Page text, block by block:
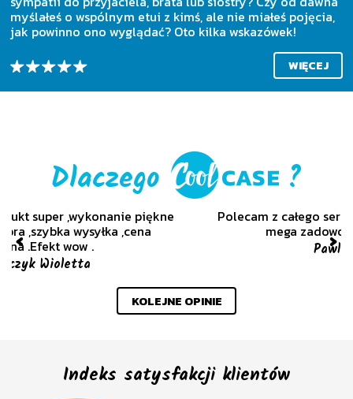
myślałeś o wspólnym etui z kimś, ale nie miałeś pojęcia,
jak powinno ono wyglądać? Oto kilka wskazówek!
WIĘCEJ
Dlaczego ?
Polecam z całego serca super rewelacyjna praca
mega zadowolona jestem z etui
Poprzedni
KOLEJNE OPINIE
Indeks satysfakcji klientów